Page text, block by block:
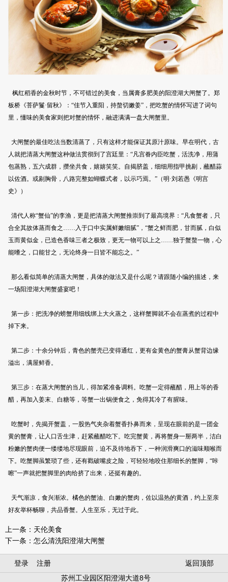
枫红稻香的金秋时节，不可错过的美食，当属膏多肥美的阳澄湖大闸蟹了。郑
板桥《菩萨鬘·留秋》：“佳节入重阳，持螯切嫩姜”，把吃蟹的情怀写进了词句
里，懂味的美食家则把对蟹的情怀，融进满满一盘大闸蟹里。
大闸蟹的最佳吃法当数清蒸了，只有这样才能保证其原汁原味。早在明代，古
人就把清蒸大闸蟹这种做法贯彻到了宫廷里：“凡宫眷内臣吃蟹，活洗净，用蒲
包蒸熟，五六成群，攒坐共食，嬉嬉笑笑。自揭脐盖，细细用指甲挑剔，蘸醋蒜
以佐酒。或剔胸骨，八路完整如蝴蝶式者，以示巧焉。”（明·刘若愚《明宫
史》）
清代人称“蟹仙”的李渔，更是把清蒸大闸蟹推崇到了最高境界：“凡食蟹者，只
合全其故体蒸而食之……入于口中实属鲜嫩细腻”，“蟹之鲜而肥，甘而腻，白似
玉而黄似金，已造色香味三者之极致，更无一物可以上之……独于蟹螯一物，心
能嗜之，口能甘之，无论终身一日皆不能忘之。”
那么看似简单的清蒸大闸蟹，具体的做法又是什么呢？请跟随小编的描述，来
一场阳澄湖大闸蟹盛宴吧！
第一步：把洗净的螃蟹用细线绑上大火蒸之，这样蟹脚就不会在蒸煮的过程中
掉下来。
第二步：十余分钟后，青色的蟹壳已变得通红，更有金黄色的蟹膏从蟹背边缘
溢出，满屋鲜香。
第三步：在蒸大闸蟹的当儿，得加紧准备调料。吃蟹一定得蘸醋，用上等的香
醋，再加入姜末、白糖等，等蟹一出锅便食之，免得其冷了有腥味。
吃蟹时，先揭开蟹盖，一股热气夹杂着蟹香扑鼻而来，呈现在眼前的是一团金
黄的蟹膏，让人口舌生津，赶紧蘸醋吃下。吃完蟹黄，再将蟹身一掰两半，洁白
粉嫩的蟹肉便一缕缕地尽现眼前，迫不及待地吞下，一种润滑爽口的滋味顺喉而
下。吃蟹脚虽繁琐了些，还有戳破嘴皮之险，可轻轻地咬住那细长的蟹脚，“咔
嚓”一声就把蟹脚里的肉给挤了出来，还挺有趣的。
天气渐凉，食兴渐浓。橘色的蟹油、白嫩的蟹肉，佐以温热的黄酒，约上至亲
好友举杯畅聊，共品香蟹。人生至乐，无过于此。
上一条： 天伦美食
下一条： 怎么清洗阳澄湖大闸蟹
登录 注册
返回顶部
苏州工业园区阳澄湖大道8号